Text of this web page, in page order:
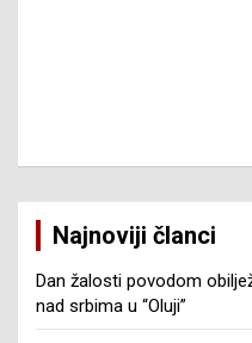
Najnoviji članci
Dan žalosti povodom
nad srbima u “Oluji”